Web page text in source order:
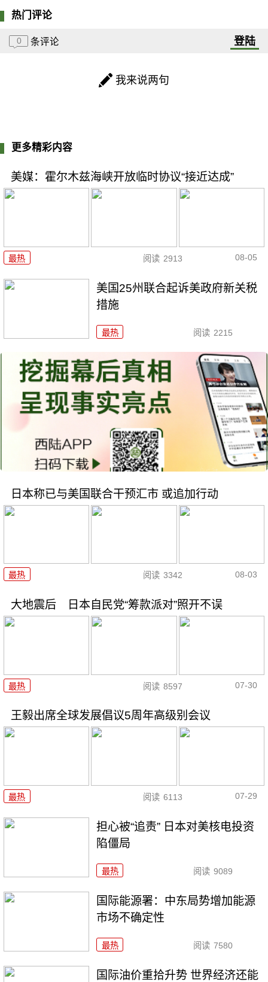
热门评论
0 条评论 登陆
我来说两句
更多精彩内容
美媒：霍尔木兹海峡开放临时协议“接近达成”
最热 阅读 2913 08-05
美国25州联合起诉美政府新关税
措施
最热 阅读 2215
日本称已与美国联合干预汇市 或追加行动
最热 阅读 3342 08-03
大地震后 日本自民党“筹款派对”照开不误
最热 阅读 8597 07-30
王毅出席全球发展倡议5周年高级别会议
最热 阅读 6113 07-29
担心被“追责” 日本对美核电投资
陷僵局
最热 阅读 9089
国际能源署：中东局势增加能源
市场不确定性
最热 阅读 7580
国际油价重拾升势 世界经济还能